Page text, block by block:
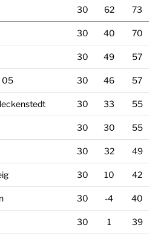
30 62 73
30 40 70
30 49 57
05 30 46 57
30 33 55
30 30 55
30 32 49
30 10 42
30 -4 40
30 1 39